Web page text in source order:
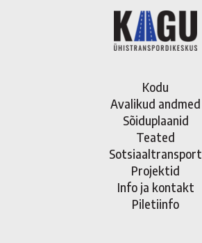
Kodu
Avalikud andmed
Sõiduplaanid
Teated
Sotsiaaltransport
Projektid
Info ja kontakt
Piletiinfo